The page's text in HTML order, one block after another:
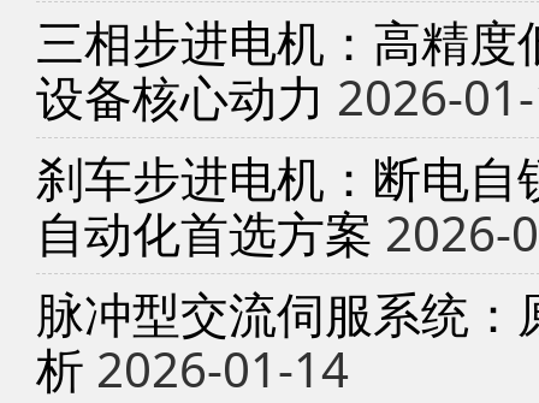
三相步进电机：高精
设备核心动力 2026-
刹车步进电机：断电
自动化首选方案 2026-
脉冲型交流伺服系统
析 2026-01-14